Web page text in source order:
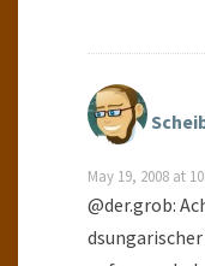
May 19, 2008 at
@der.grob: